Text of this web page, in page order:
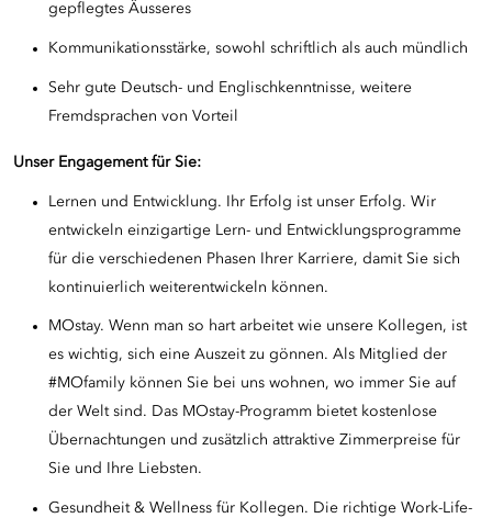
gepflegtes Äusseres
Kommunikationsstärke, sowohl schriftlich als auch mündlich
Sehr gute Deutsch- und Englischkenntnisse, weitere
Fremdsprachen von Vorteil
Unser Engagement für Sie:
Lernen und Entwicklung. Ihr Erfolg ist unser Erfolg. Wir
entwickeln einzigartige Lern- und Entwicklungsprogramme
für die verschiedenen Phasen Ihrer Karriere, damit Sie sich
kontinuierlich weiterentwickeln können.
MOstay. Wenn man so hart arbeitet wie unsere Kollegen, ist
es wichtig, sich eine Auszeit zu gönnen. Als Mitglied der
#MOfamily können Sie bei uns wohnen, wo immer Sie auf
der Welt sind. Das MOstay-Programm bietet kostenlose
Übernachtungen und zusätzlich attraktive Zimmerpreise für
Sie und Ihre Liebsten.
Gesundheit & Wellness für Kollegen. Die richtige Work-Life-